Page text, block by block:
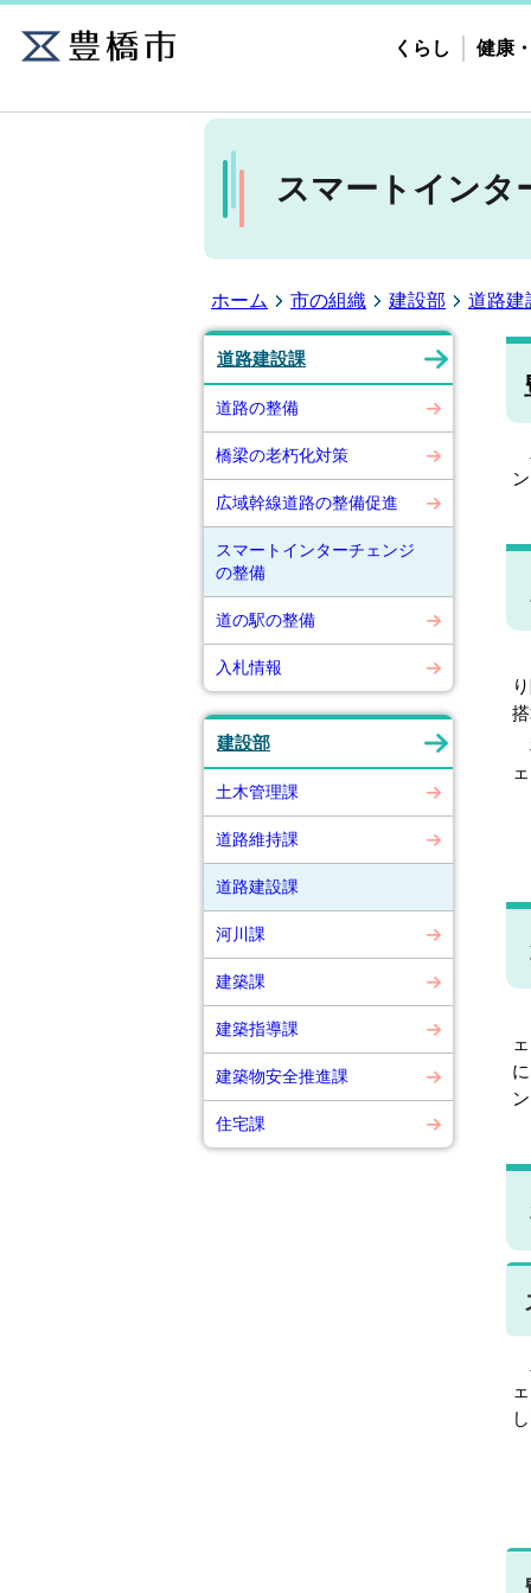
くらし 健康
スマートインタ
ホーム 市の組織 建設部 道路建
道路建設課
道路の整備
橋梁の老朽化対策
広域幹線道路の整備促進
スマートインターチェンジ
の整備
道の駅の整備
入札情報
建設部
土木管理課
道路維持課
道路建設課
河川課
建築課
建築指導課
建築物安全推進課
住宅課